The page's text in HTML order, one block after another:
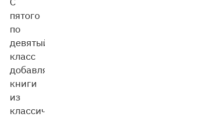
пятого
по
девятый
класс
добавляются
книги
из
классической